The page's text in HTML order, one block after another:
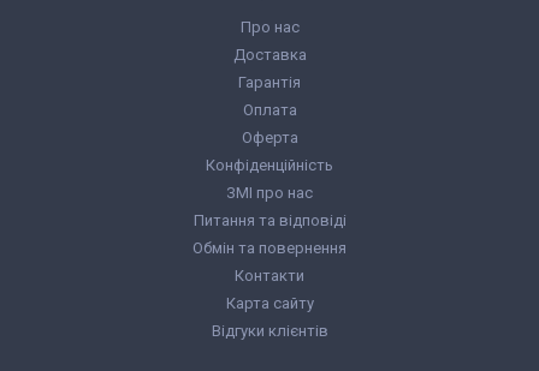
Про нас
Доставка
Гарантія
Оплата
Оферта
Конфіденційність
ЗМІ про нас
Питання та відповіді
Обмін та повернення
Контакти
Карта сайту
Відгуки клієнтів